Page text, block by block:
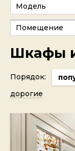
Шкафы
Порядок:
дорогие